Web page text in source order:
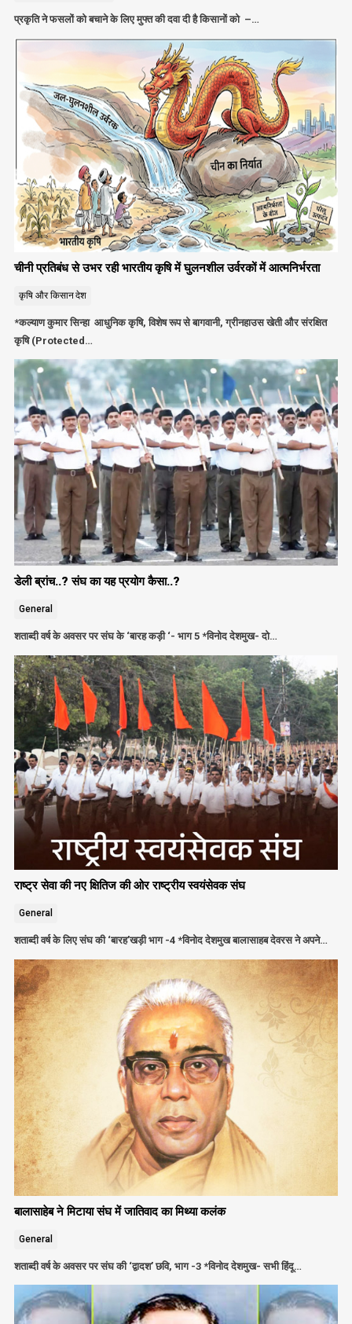
प्रकृति ने फसलों को बचाने के लिए मुफ्त की दवा दी है किसानों को –…
चीनी प्रतिबंध से उभर रही भारतीय कृषि में घुलनशील उर्वरकों में आत्मनिर्भरता
कृषि और किसानदेश
*कल्याण कुमार सिन्हा आधुनिक कृषि, विशेष रूप से बागवानी, ग्रीनहाउस खेती और संरक्षित
कृषि (Protected…
डेली ब्रांच..? संघ का यह प्रयोग कैसा..?
General
शताब्दी वर्ष के अवसर पर संघ के ‘बारह कड़ी ‘- भाग 5 *विनोद देशमुख- दो…
राष्ट्र सेवा की नए क्षितिज की ओर राष्ट्रीय स्वयंसेवक संघ
General
शताब्दी वर्ष के लिए संघ की ‘बारह’खड़ी भाग -4 *विनोद देशमुख बालासाहब देवरस ने अपने…
बालासाहेब ने मिटाया संघ में जातिवाद का मिथ्या कलंक
General
शताब्दी वर्ष के अवसर पर संघ की ‘द्वादश’ छवि, भाग -3 *विनोद देशमुख- सभी हिंदू…